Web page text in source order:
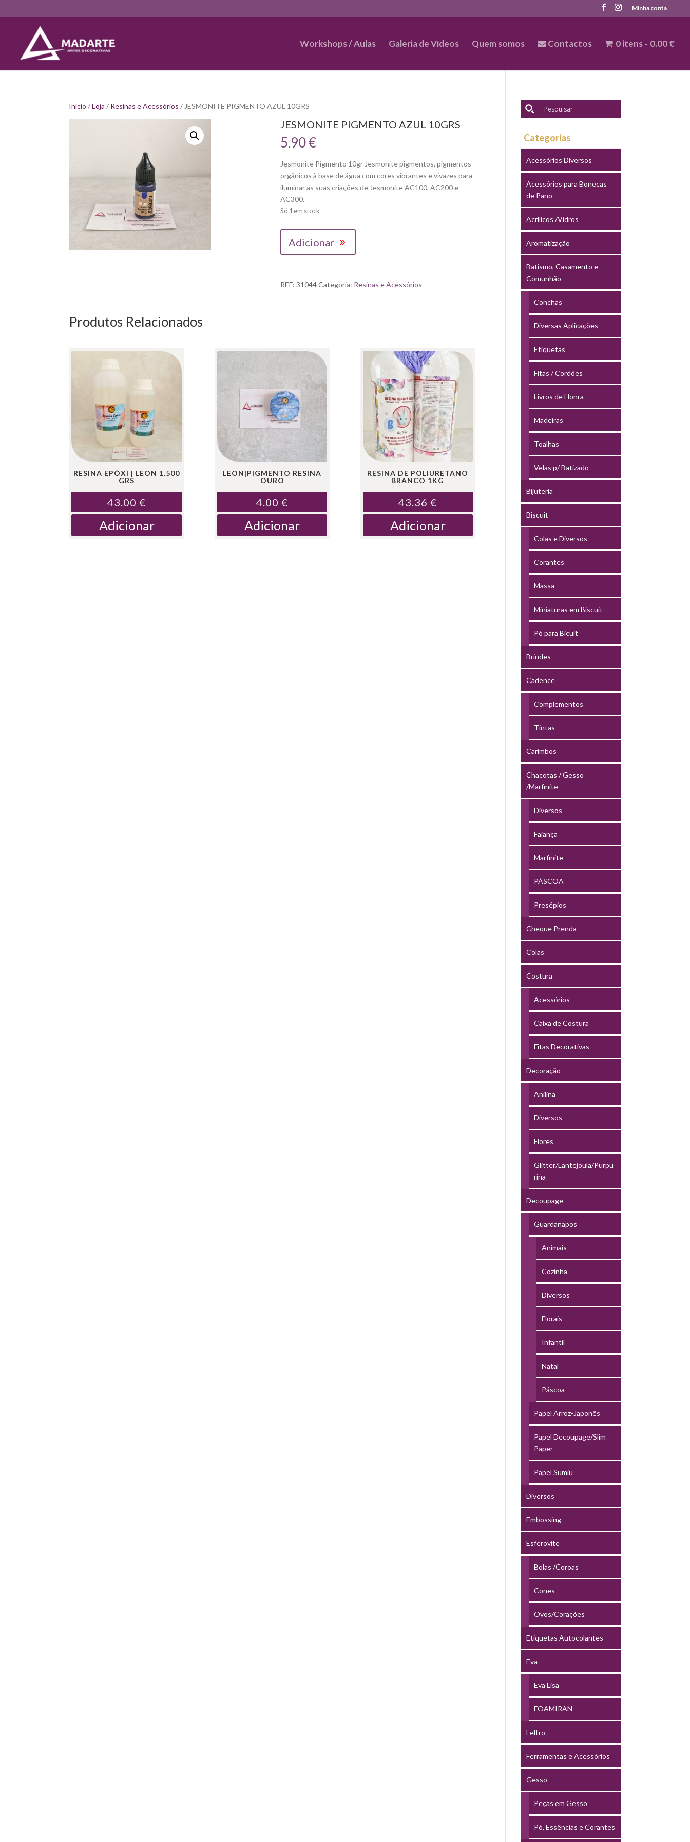
Minha conta
Workshops / Aulas Galeria de Vídeos Quem somos Contactos 0 itens 0.00 €
Início /Loja / Resinas e Acessórios / JESMONITE PIGMENTO AZUL 10GRS
JESMONITE PIGMENTO AZUL 10GRS
5.90€
Jesmonite Pigmento 10gr Jesmonite pigmentos, pigmentos
orgânicos à base de água com cores vibrantes e vivazes para
iluminar as suas criações de Jesmonite AC100, AC200 e
AC300.
Só 1 em stock
AZUL
Adicionar
REF:31044Categoria: Resinas e Acessórios
Produtos Relacionados
RESINA EPÓXI | LEON 1.500
GRS
43.00€
Adicionar
LEON|PIGMENTO RESINA
OURO
4.00€
Adicionar
RESINA DE POLIURETANO
BRANCO 1KG
43.36€
Adicionar
Categorias
Acessórios Diversos
Acessórios para Bonecas
de Pano
Acrílicos /Vidros
Aromatização
Batismo, Casamento e
Comunhão
Conchas
Diversas Aplicações
Etiquetas
Fitas / Cordões
Livros de Honra
Madeiras
Toalhas
Velas p/ Batizado
Bijuteria
Biscuit
Colas e Diversos
Corantes
Massa
Miniaturas em Biscuit
Pó para Bicuit
Brindes
Cadence
Complementos
Tintas
Carimbos
Chacotas / Gesso
/Marfinite
Diversos
Faiança
Marfinite
PÁSCOA
Presépios
Cheque Prenda
Colas
Costura
Acessórios
Caixa de Costura
Fitas Decorativas
Decoração
Anilina
Diversos
Flores
Glitter/Lantejoula/Purpu
rina
Decoupage
Guardanapos
Animais
Cozinha
Diversos
Florais
Infantil
Natal
Páscoa
Papel Arroz-Japonês
Papel Decoupage/Slim
Paper
Papel Sumiu
Diversos
Embossing
Esferovite
Bolas /Coroas
Cones
Ovos/Corações
Etiquetas Autocolantes
Eva
Eva Lisa
FOAMIRAN
Feltro
Ferramentas e Acessórios
Gesso
Peças em Gesso
Pó, Essências e Corantes